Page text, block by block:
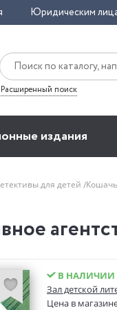
Юридическим
Расширенный поиск
издания
для детей
В НАЛИЧИИ
Зал детской
Цена в